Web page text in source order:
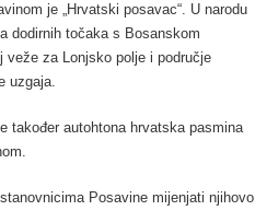
je „Hrvatski posavac“. U narodu
dodirnih točaka s Bosanskom
veže za Lonjsko polje i područje
uzgaja.
također autohtona hrvatska pasmina
Posavine mijenjati njihovo